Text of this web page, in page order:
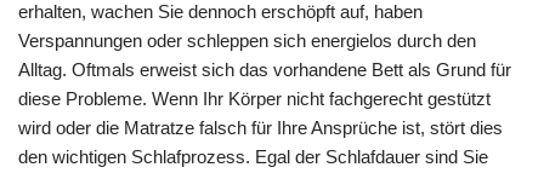
erhalten, wachen Sie dennoch erschöpft auf, haben
Verspannungen oder schleppen sich energielos durch den
Alltag. Oftmals erweist sich das vorhandene Bett als Grund für
diese Probleme. Wenn Ihr Körper nicht fachgerecht gestützt
wird oder die Matratze falsch für Ihre Ansprüche ist, stört dies
den wichtigen Schlafprozess. Egal der Schlafdauer sind Sie